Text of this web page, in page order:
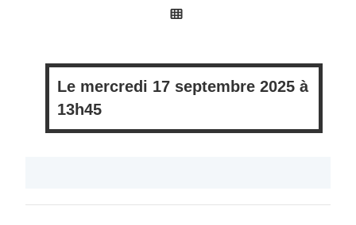
Le mercredi 17 septembre 2025 à
13h45